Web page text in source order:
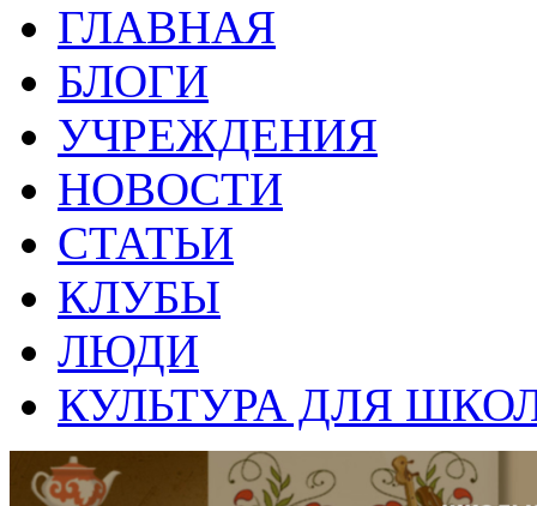
ГЛАВНАЯ
БЛОГИ
УЧРЕЖДЕНИЯ
НОВОСТИ
СТАТЬИ
КЛУБЫ
ЛЮДИ
КУЛЬТУРА ДЛЯ